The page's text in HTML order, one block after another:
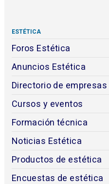
ESTÉTICA
Foros Estética
Anuncios Estética
Directorio de empresas
Cursos y eventos
Formación técnica
Noticias Estética
Productos de estética
Encuestas de estética